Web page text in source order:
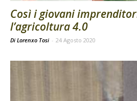
Così i giovani
l’agricoltura 4.0
Di Lorenxo Tosi - 24 Agosto 2020